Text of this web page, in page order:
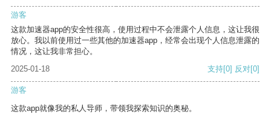
游客
这款加速器app的安全性很高，使用过程中不会泄露个人信息，这让我很
放心。我以前使用过一些其他的加速器app，经常会出现个人信息泄露的
情况，这让我非常担心。
2025-01-18
支持[0] 反对[0]
游客
这款app就像我的私人导师，带领我探索知识的奥秘。